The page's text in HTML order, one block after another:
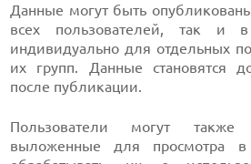
Данные могут быть
всех пользователей, так и
индивидуально для отдельных
их групп. Данные становятся
после публикации.
Пользователи могут также
выложенные для просмотра